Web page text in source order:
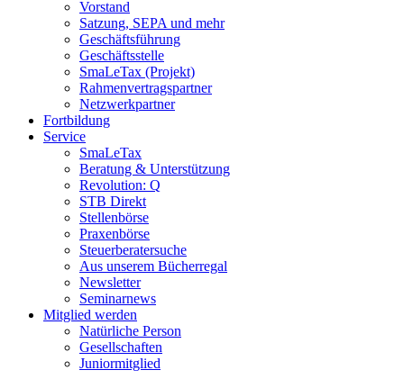
Vorstand
Satzung, SEPA und mehr
Geschäftsführung
Geschäftsstelle
SmaLeTax (Projekt)
Rahmenvertragspartner
Netzwerkpartner
Fortbildung
Service
SmaLeTax
Beratung & Unterstützung
Revolution: Q
STB Direkt
Stellenbörse
Praxenbörse
Steuerberatersuche
Aus unserem Bücherregal
Newsletter
Seminarnews
Mitglied werden
Natürliche Person
Gesellschaften
Juniormitglied